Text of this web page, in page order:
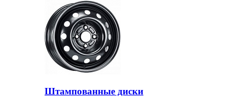
Штампованные диски